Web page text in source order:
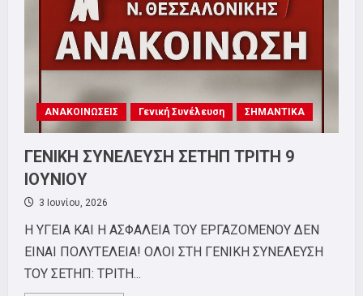
ΑΝΑΚΟΙΝΩΣΕΙΣ Γενική Συνέλευση ΣΗΜΑΝΤΙΚΑ
ΓΕΝΙΚΗ ΣΥΝΕΛΕΥΣΗ ΣΕΤΗΠ ΤΡΙΤΗ 9
ΙΟΥΝΙΟΥ
3 Ιουνίου, 2026
Η ΥΓΕΙΑ ΚΑΙ Η ΑΣΦΑΛΕΙΑ ΤΟΥ ΕΡΓΑΖΟΜΕΝΟΥ ΔΕΝ
ΕΙΝΑΙ ΠΟΛΥΤΕΛΕΙΑ! ΟΛΟΙ ΣΤΗ ΓΕΝΙΚΗ ΣΥΝΕΛΕΥΣΗ
ΤΟΥ ΣΕΤΗΠ: ΤΡΙΤΗ...